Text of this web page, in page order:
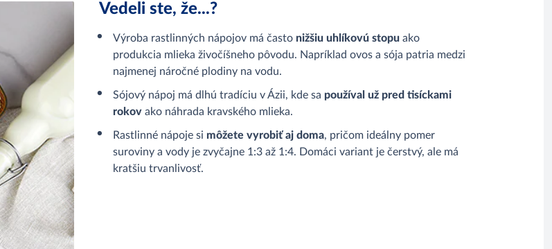
Vedeli ste, že...?
Výroba rastlinných nápojov má často nižšiu uhlíkovú stopu ako
produkcia mlieka živočíšneho pôvodu. Napríklad ovos a sója patria medzi
najmenej náročné plodiny na vodu.
Sójový nápoj má dlhú tradíciu v Ázii, kde sa používal už pred tisíckami
rokov ako náhrada kravského mlieka.
Rastlinné nápoje si môžete vyrobiť aj doma, pričom ideálny pomer
suroviny a vody je zvyčajne 1:3 až 1:4. Domáci variant je čerstvý, ale má
kratšiu trvanlivosť.